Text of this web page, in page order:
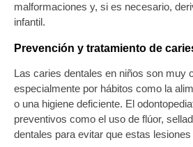
malformaciones y, si es necesario,
infantil.
Prevención y tratamiento de
Las caries dentales en niños son muy
especialmente por hábitos como la
o una higiene deficiente. El
preventivos como el uso de flúor,
dentales para evitar que estas